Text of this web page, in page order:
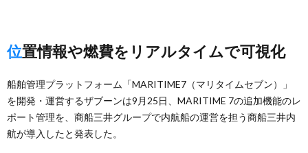
位置情報や燃費をリアルタイムで可視化
船舶管理プラットフォーム「MARITIME7（マリタイムセブン）」
を開発・運営するザブーンは9月25日、MARITIME 7の追加機能のレ
ポート管理を、商船三井グループで内航船の運営を担う商船三井内
航が導入したと発表した。